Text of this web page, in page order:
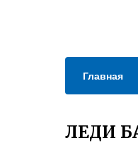
Главная
ЛЕДИ